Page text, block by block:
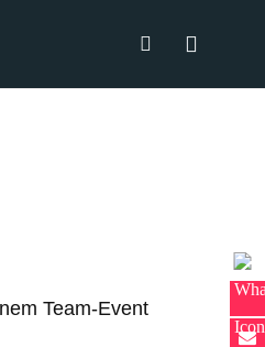
Team-Event